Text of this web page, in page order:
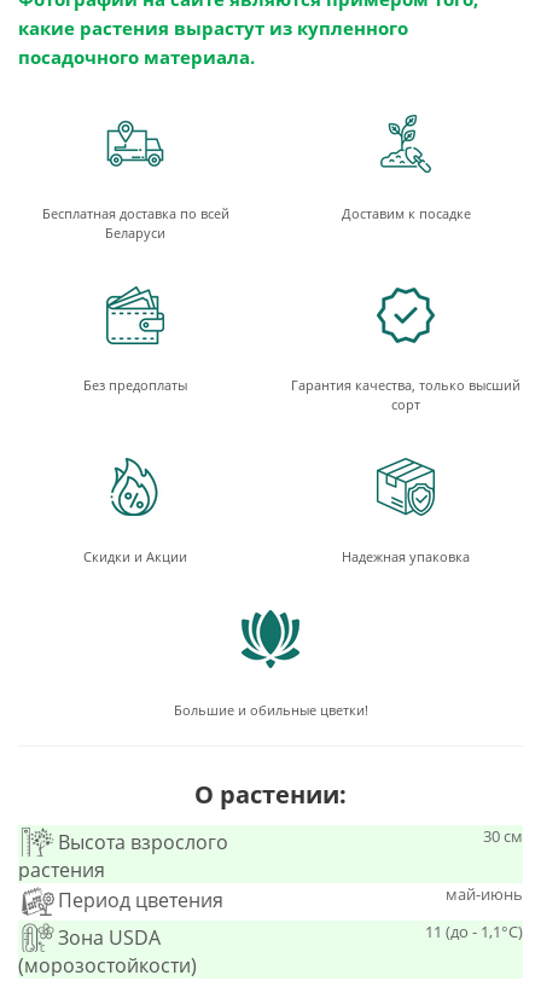
какие растения вырастут из купленного
посадочного материала.
Бесплатная доставка по всей
Беларуси
Доставим к посадке
Без предоплаты
Гарантия качества, только высший
сорт
Скидки и Акции Надежная упаковка
Большие и обильные цветки!
О растении:
Высота взрослого
растения
30 см
Период цветения май-июнь
Зона USDA
(морозостойкости)
11 (до - 1,1°С)